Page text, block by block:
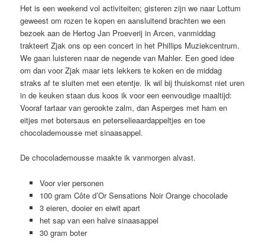
Het is een weekend vol activiteiten; gisteren zijn we naar Lottum
geweest om rozen te kopen en aansluitend brachten we een
bezoek aan de Hertog Jan Proeverij in Arcen, vanmiddag
trakteert Zjak ons op een concert in het Phillips Muziekcentrum.
We gaan luisteren naar de negende van Mahler. Een goed idee
om dan voor Zjak maar iets lekkers te koken en de middag
straks af te sluiten met een etentje. Ik wil bij thuiskomst niet uren
in de keuken staan dus koos ik voor een eenvoudige maaltijd:
Vooraf tartaar van gerookte zalm, dan Asperges met ham en
eitjes met botersaus en peterselieaardappeltjes en toe
chocolademousse met sinaasappel.
De chocolademousse maakte ik vanmorgen alvast.
Voor vier personen
100 gram Côte d’Or Sensations Noir Orange chocolade
3 eieren, dooier en eiwit apart
het sap van een halve sinaasappel
30 gram boter